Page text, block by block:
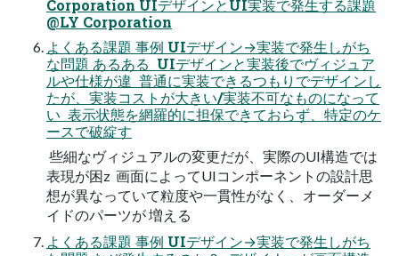
Corporation UIデザインとUI実装で発生する課題
@LY Corporation
よくある課題 事例 UIデザイン→実装で発生しがち
な問題 あるある  UIデザインと実装後でヴィジュア
ルや仕様が違  普通に実装できるつもりでデザインし
たが、実装コストが大きい/実装不可なものになって
い  表示状態を網羅的に担保できておらず、特定のケ
ースで破綻す
 些細なヴィジュアルの変更だが、実際のUI構造では
表現が困z  画面によってUIコンポーネントの設計思
想が異なっていて粒度や一貫性がなく、オーダーメ
イドのパーツが 増える
よくある課題 事例 UIデザイン→実装で発生しがち